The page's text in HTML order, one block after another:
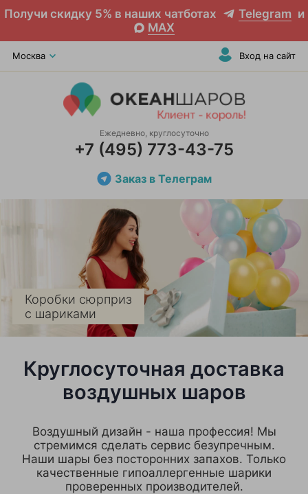
Получи скидку 5% в наших чатботах Telegram и
MAX
Москва Вход на сайт
Ежедневно, круглосуточно
+7 (495) 773-43-75
Заказ в Телеграм
Коробки сюрприз
с шариками
Круглосуточная доставка
воздушных шаров
Воздушный дизайн - наша профессия! Мы
стремимся сделать сервис безупречным.
Наши шары без посторонних запахов. Только
качественные гипоаллергенные шарики
проверенных производителей.